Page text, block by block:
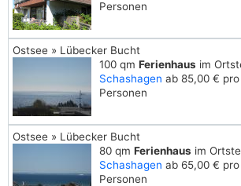
Personen
Ostsee » Lübecker Bucht
100 qm Ferienhaus im
Schashagen ab 85,00 €
Personen
Ostsee » Lübecker Bucht
80 qm Ferienhaus im
Schashagen ab 65,00 €
Personen